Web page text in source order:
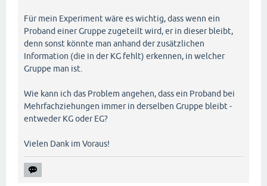
Für mein Experiment wäre es wichtig, dass wenn ein
Proband einer Gruppe zugeteilt wird, er in dieser bleibt,
denn sonst könnte man anhand der zusätzlichen
Information (die in der KG fehlt) erkennen, in welcher
Gruppe man ist.
Wie kann ich das Problem angehen, dass ein Proband bei
Mehrfachziehungen immer in derselben Gruppe bleibt -
entweder KG oder EG?
Vielen Dank im Voraus!